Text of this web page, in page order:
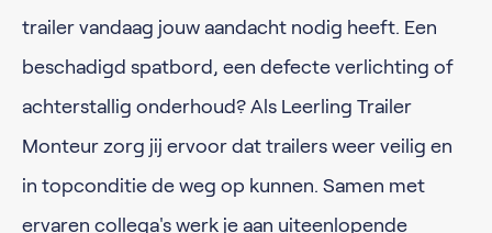
trailer vandaag jouw aandacht nodig heeft. Een
beschadigd spatbord, een defecte verlichting of
achterstallig onderhoud? Als Leerling Trailer
Monteur zorg jij ervoor dat trailers weer veilig en
in topconditie de weg op kunnen. Samen met
ervaren collega's werk je aan uiteenlopende